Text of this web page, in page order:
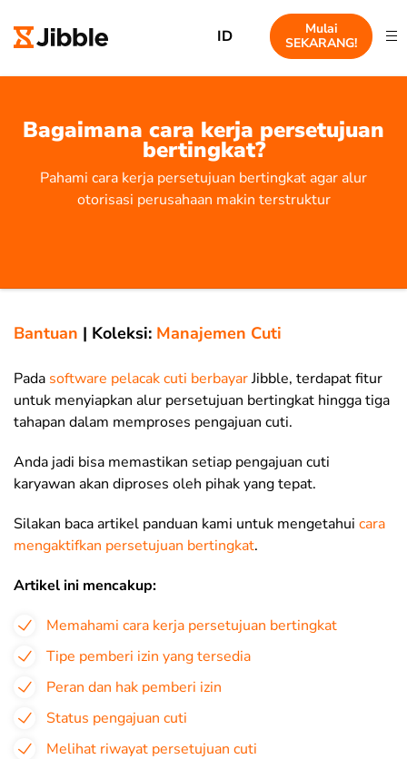
ID
Mulai
SEKARANG!
Bagaimana cara kerja persetujuan
bertingkat?
Pahami cara kerja persetujuan bertingkat agar alur
otorisasi perusahaan makin terstruktur
Bantuan | Koleksi: Manajemen Cuti
Pada software pelacak cuti berbayarJibble, terdapat fitur
untuk menyiapkan alur persetujuan bertingkat hingga tiga
tahapan dalam memproses pengajuan cuti.
Anda jadi bisa memastikan setiap pengajuan cuti
karyawan akan diproses oleh pihak yang tepat.
Silakan baca artikel panduan kami untuk mengetahui cara
mengaktifkan persetujuan bertingkat.
Artikel ini mencakup:
Memahami cara kerja persetujuan bertingkat
Tipe pemberi izin yang tersedia
Peran dan hak pemberi izin
Status pengajuan cuti
Melihat riwayat persetujuan cuti